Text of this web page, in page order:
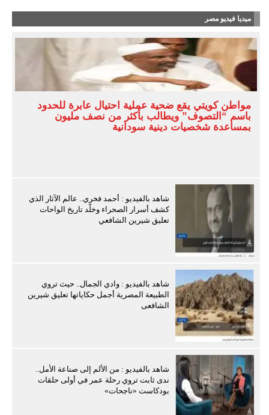
ميديا فيديو مصر
مواطن كويتي يقع ضحية عملية احتيال عابرة للحدود
باسم “التصوف” ويطالب بأكثر من نصف مليون
بمساعدة شخصيات دينية سودانية
شاهد بالفيديو : أحمد فخري.. عالم الآثار الذي
كشف أسرار الصحراء وخلّد تاريخ الواحات
تعليق شيرين الشافعي
شاهد بالفيديو : وادي الجمال.. حيث تروي
الطبيعة المصرية أجمل حكاياتها تعليق شيرين
الشافعى
شاهد بالفيديو : من الألم إلى صناعة الأمل..
ندى ثابت تروي رحلة عمر في أولى حلقات
بودكاست «ناجحات»